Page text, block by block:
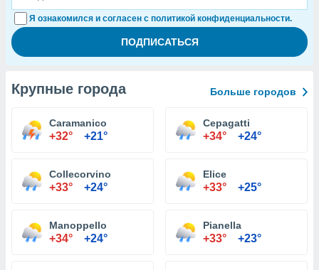
Я ознакомился и согласен с политикой конфиденциальности.
Крупные города Больше городов
Caramanico
+32° +21°
Cepagatti
+34° +24°
Collecorvino
+33° +24°
Elice
+33° +25°
Manoppello
+34° +24°
Pianella
+33° +23°